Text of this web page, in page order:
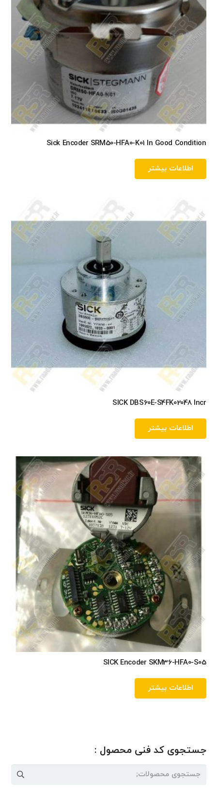
Sick Encoder SRM50-HFA0-K01 In Good Condition
اطلاعات بیشتر
SICK DBS60E-S4FK02048 Incr
اطلاعات بیشتر
SICK Encoder SKM36-HFA0-S05
اطلاعات بیشتر
جستجوی کد فنی محصول :
جستجو